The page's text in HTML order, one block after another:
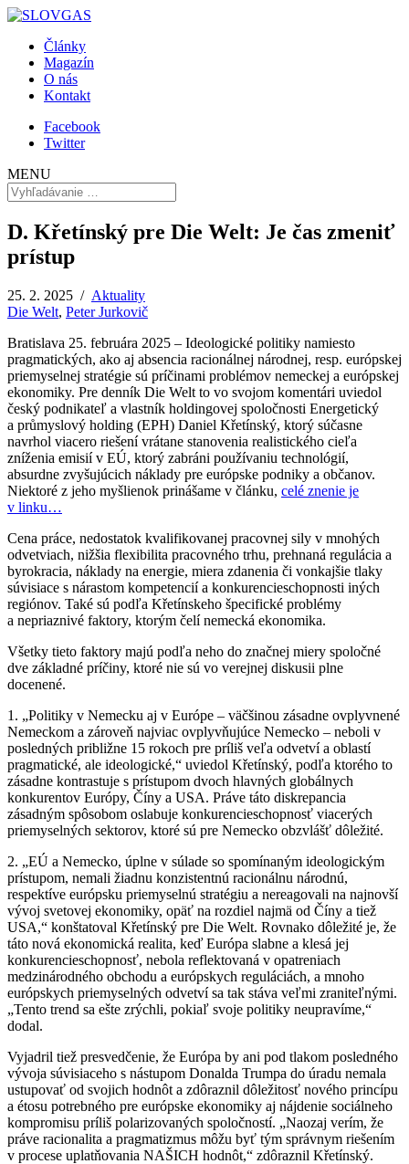
Články
Magazín
O nás
Kontakt
Facebook
Twitter
MENU
D. Křetínský pre Die Welt: Je čas zmeniť
prístup
25. 2. 2025 / Aktuality
Die Welt, Peter Jurkovič
Bratislava 25. februára 2025 – Ideologické politiky namiesto
pragmatických, ako aj absencia racionálnej národnej, resp. európskej
priemyselnej stratégie sú príčinami problémov nemeckej a európskej
ekonomiky. Pre denník Die Welt to vo svojom komentári uviedol
český podnikateľ a vlastník holdingovej spoločnosti Energetický
a průmyslový holding (EPH) Daniel Křetínský, ktorý súčasne
navrhol viacero riešení vrátane stanovenia realistického cieľa
zníženia emisií v EÚ, ktorý zabráni používaniu technológií,
absurdne zvyšujúcich náklady pre európske podniky a občanov.
Niektoré z jeho myšlienok prinášame v článku, celé znenie je
v linku…
Cena práce, nedostatok kvalifikovanej pracovnej sily v mnohých
odvetviach, nižšia flexibilita pracovného trhu, prehnaná regulácia a
byrokracia, náklady na energie, miera zdanenia či vonkajšie tlaky
súvisiace s nárastom kompetencií a konkurencieschopnosti iných
regiónov. Také sú podľa Křetínskeho špecifické problémy
a nepriaznivé faktory, ktorým čelí nemecká ekonomika.
Všetky tieto faktory majú podľa neho do značnej miery spoločné
dve základné príčiny, ktoré nie sú vo verejnej diskusii plne
docenené.
1. „Politiky v Nemecku aj v Európe – väčšinou zásadne ovplyvnené
Nemeckom a zároveň najviac ovplyvňujúce Nemecko – neboli v
posledných približne 15 rokoch pre príliš veľa odvetví a oblastí
pragmatické, ale ideologické,“ uviedol Křetínský, podľa ktorého to
zásadne kontrastuje s prístupom dvoch hlavných globálnych
konkurentov Európy, Číny a USA. Práve táto diskrepancia
zásadným spôsobom oslabuje konkurencieschopnosť viacerých
priemyselných sektorov, ktoré sú pre Nemecko obzvlášť dôležité.
2. „EÚ a Nemecko, úplne v súlade so spomínaným ideologickým
prístupom, nemali žiadnu konzistentnú racionálnu národnú,
respektíve európsku priemyselnú stratégiu a nereagovali na najnovší
vývoj svetovej ekonomiky, opäť na rozdiel najmä od Číny a tiež
USA,“ konštatoval Křetínský pre Die Welt. Rovnako dôležité je, že
táto nová ekonomická realita, keď Európa slabne a klesá jej
konkurencieschopnosť, nebola reflektovaná v opatreniach
medzinárodného obchodu a európskych reguláciách, a mnoho
európskych priemyselných odvetví sa tak stáva veľmi zraniteľnými.
„Tento trend sa ešte zrýchli, pokiaľ svoje politiky neupravíme,“
dodal.
Vyjadril tiež presvedčenie, že Európa by ani pod tlakom posledného
vývoja súvisiaceho s nástupom Donalda Trumpa do úradu nemala
ustupovať od svojich hodnôt a zdôraznil dôležitosť nového princípu
a étosu potrebného pre európske ekonomiky aj nájdenie sociálneho
kompromisu príliš polarizovaných spoločností. „Naozaj verím, že
práve racionalita a pragmatizmus môžu byť tým správnym riešením
v procese uplatňovania NAŠICH hodnôt,“ zdôraznil Křetínský.